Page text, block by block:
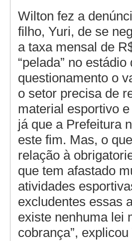
Wilton fez a
filho, Yuri, de se
a taxa mensal de
“pelada” no
questionamento o
o setor precisa de
material esportivo
já que a Prefeitura
este fim. Mas, o
relação à
que tem afastado
atividades
excludentes essas
existe nenhuma lei
cobrança”,